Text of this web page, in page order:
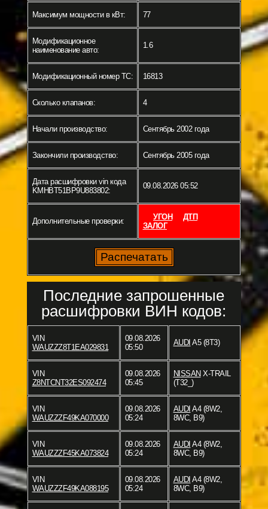
Максимум мощности в кВт: 77
Модификационное
наименование авто:
1.6
Модификационный номер ТС: 16813
Сколько клапанов: 4
Начали производство: Сентябрь 2002 года
Закончили производство: Сентябрь 2005 года
Дата расшифровки vin кода
KMHBT51BP9U883802:
09.08.2026 05:52
Дополнительные проверки: УГОН
ДТП
ЗАЛОГ
Последние запрошенные
расшифровки ВИН кодов:
VIN
WAUZZZ8T1EA029831
09.08.2026
05:50
AUDI A5 (8T3)
VIN
Z8NTCNT32ES092474
09.08.2026
05:45
NISSANX-TRAIL
(T32_)
VIN
WAUZZZF49KA070000
09.08.2026
05:24
AUDI A4 (8W2,
8WC, B9)
VIN
WAUZZZF45KA073824
09.08.2026
05:24
AUDI A4 (8W2,
8WC, B9)
VIN
WAUZZZF49KA088195
09.08.2026
05:24
AUDI A4 (8W2,
8WC, B9)